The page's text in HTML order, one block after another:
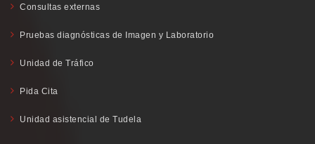
Consultas externas
Pruebas diagnósticas de Imagen y Laboratorio
Unidad de Tráfico
Pida Cita
Unidad asistencial de Tudela